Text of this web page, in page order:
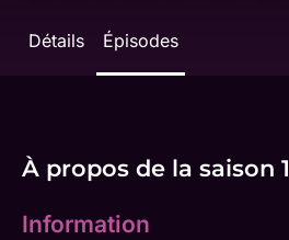
Détails Épisodes
À propos de la saison 1
Information